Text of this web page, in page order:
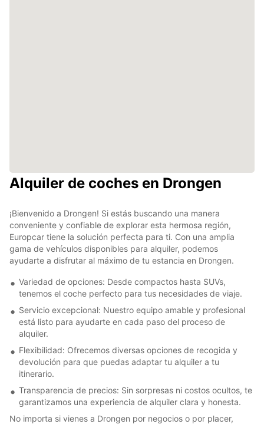
Alquiler de coches en Drongen
¡Bienvenido a Drongen! Si estás buscando una manera
conveniente y confiable de explorar esta hermosa región,
Europcar tiene la solución perfecta para ti. Con una amplia
gama de vehículos disponibles para alquiler, podemos
ayudarte a disfrutar al máximo de tu estancia en Drongen.
Variedad de opciones: Desde compactos hasta SUVs,
tenemos el coche perfecto para tus necesidades de viaje.
Servicio excepcional: Nuestro equipo amable y profesional
está listo para ayudarte en cada paso del proceso de
alquiler.
Flexibilidad: Ofrecemos diversas opciones de recogida y
devolución para que puedas adaptar tu alquiler a tu
itinerario.
Transparencia de precios: Sin sorpresas ni costos ocultos, te
garantizamos una experiencia de alquiler clara y honesta.
No importa si vienes a Drongen por negocios o por placer,